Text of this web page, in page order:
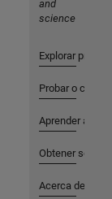
and
science
Explorar
Probar o comprar
Aprender a
Obtener soporte
Acerca de